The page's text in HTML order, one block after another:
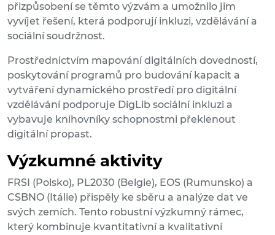
přizpůsobení se těmto výzvám a umožnilo jim
vyvíjet řešení, která podporují inkluzi, vzdělávání a
sociální soudržnost.
Prostřednictvím mapování digitálních dovedností,
poskytování programů pro budování kapacit a
vytváření dynamického prostředí pro digitální
vzdělávání podporuje DigLib sociální inkluzi a
vybavuje knihovníky schopnostmi překlenout
digitální propast.
Výzkumné aktivity
FRSI (Polsko), PL2030 (Belgie), EOS (Rumunsko) a
CSBNO (Itálie) přispěly ke sběru a analýze dat ve
svých zemích. Tento robustní výzkumný rámec,
který kombinuje kvantitativní a kvalitativní